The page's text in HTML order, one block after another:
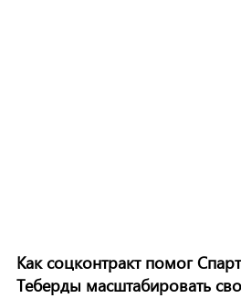
Как соцконтракт помог
Теберды масштабировать